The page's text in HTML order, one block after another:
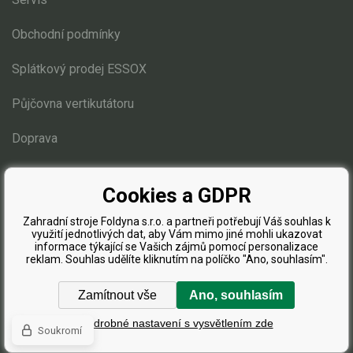
Obchodní podmínky
Splátkový prodej ESSOX
Půjčovna vertikutátoru
Doprava
Blog
Tvorba a pronájem eshopůBINARGON.cz
Cookies a GDPR
Zahradní stroje Foldyna s.r.o. a partneři potřebují Váš souhlas k
využití jednotlivých dat, aby Vám mimo jiné mohli ukazovat
informace týkající se Vašich zájmů pomocí personalizace
reklam. Souhlas udělíte kliknutím na políčko "Ano, souhlasím".
Zamítnout vše Ano, souhlasím
Podrobné nastavení s vysvětlením zde
Soukromí